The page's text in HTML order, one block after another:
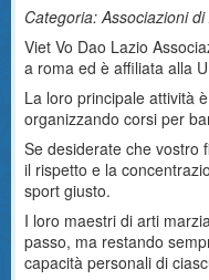
Categoria: Associazioni
Viet Vo Dao Lazio
a roma ed è affiliata alla
La loro principale attività
organizzando corsi per
Se desiderate che vostro
il rispetto e la
sport giusto.
I loro maestri di arti
passo, ma restando
capacità personali di